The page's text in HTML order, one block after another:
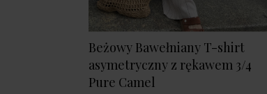
Beżowy Bawełniany T-shirt
asymetryczny z rękawem 3/4
Pure Camel